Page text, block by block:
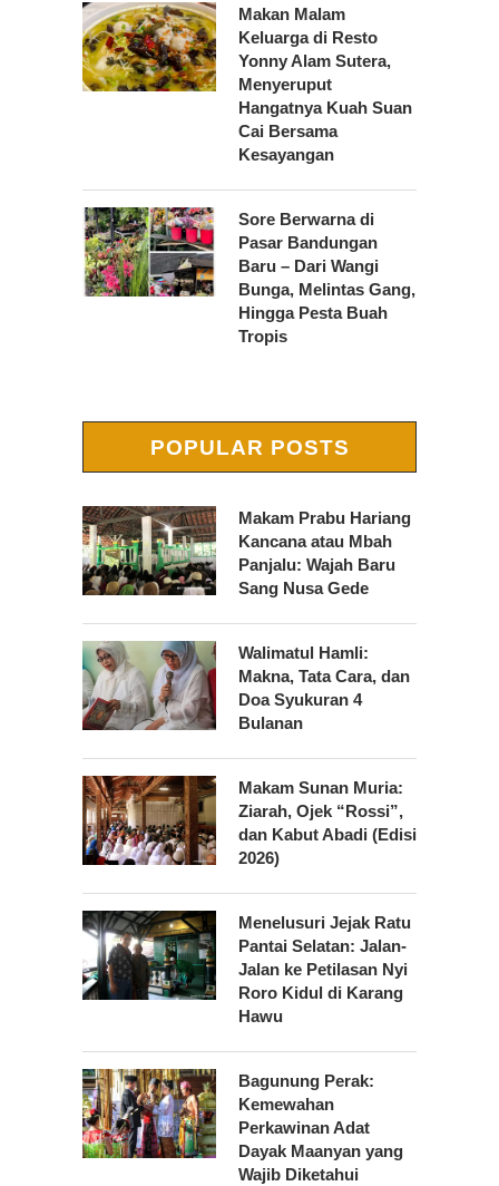
Makan Malam
Keluarga di Resto
Yonny Alam Sutera,
Menyeruput
Hangatnya Kuah Suan
Cai Bersama
Kesayangan
Sore Berwarna di
Pasar Bandungan
Baru – Dari Wangi
Bunga, Melintas Gang,
Hingga Pesta Buah
Tropis
POPULAR POSTS
Makam Prabu Hariang
Kancana atau Mbah
Panjalu: Wajah Baru
Sang Nusa Gede
Walimatul Hamli:
Makna, Tata Cara, dan
Doa Syukuran 4
Bulanan
Makam Sunan Muria:
Ziarah, Ojek “Rossi”,
dan Kabut Abadi (Edisi
2026)
Menelusuri Jejak Ratu
Pantai Selatan: Jalan-
Jalan ke Petilasan Nyi
Roro Kidul di Karang
Hawu
Bagunung Perak:
Kemewahan
Perkawinan Adat
Dayak Maanyan yang
Wajib Diketahui